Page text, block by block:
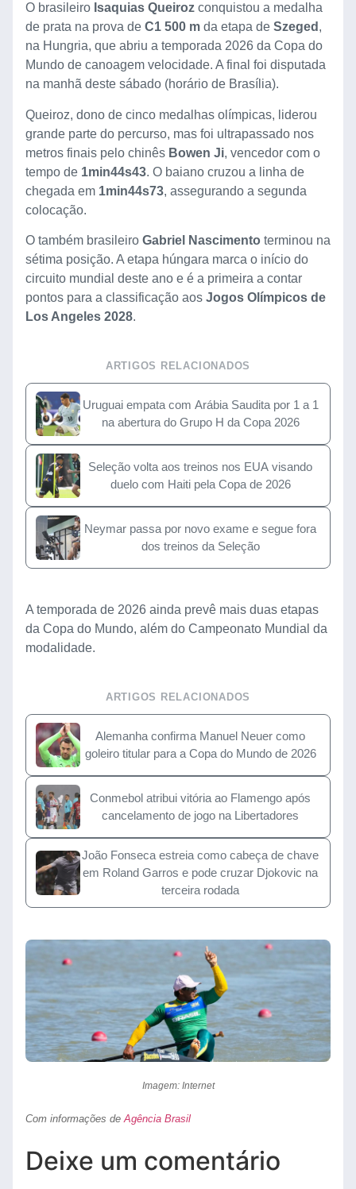
O brasileiro Isaquias Queiroz conquistou a medalha
de prata na prova de C1 500 m da etapa de Szeged ,
na Hungria, que abriu a temporada 2026 da Copa do
Mundo de canoagem velocidade. A final foi disputada
na manhã deste sábado (horário de Brasília).
Queiroz, dono de cinco medalhas olímpicas, liderou
grande parte do percurso, mas foi ultrapassado nos
metros finais pelo chinês Bowen Ji, vencedor com o
tempo de 1min44s43. O baiano cruzou a linha de
chegada em 1min44s73, assegurando a segunda
colocação.
O também brasileiro Gabriel Nascimento terminou na
sétima posição. A etapa húngara marca o início do
circuito mundial deste ano e é a primeira a contar
pontos para a classificação aos Jogos Olímpicos de
Los Angeles 2028.
ARTIGOS RELACIONADOS
Uruguai empata com Arábia Saudita por 1 a 1
na abertura do Grupo H da Copa 2026
Seleção volta aos treinos nos EUA visando
duelo com Haiti pela Copa de 2026
Neymar passa por novo exame e segue fora
dos treinos da Seleção
A temporada de 2026 ainda prevê mais duas etapas
da Copa do Mundo, além do Campeonato Mundial da
modalidade.
ARTIGOS RELACIONADOS
Alemanha confirma Manuel Neuer como
goleiro titular para a Copa do Mundo de 2026
Conmebol atribui vitória ao Flamengo após
cancelamento de jogo na Libertadores
João Fonseca estreia como cabeça de chave
em Roland Garros e pode cruzar Djokovic na
terceira rodada
Imagem: Internet
Com informações deAgência Brasil
Deixe um comentário